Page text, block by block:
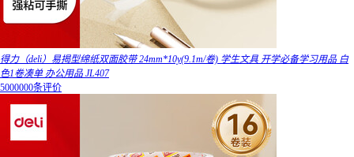
得力（deli）易揭型绵纸双面胶带 24mm*10y(9.1m/卷) 学生文具 开学必备学习用品 白
色1卷凑单 办公用品 JL407
5000000条评价